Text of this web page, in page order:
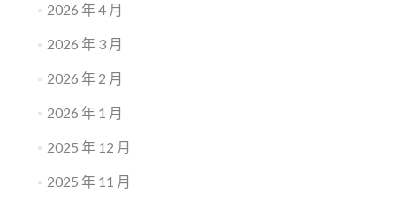
2026 年 4 月
2026 年 3 月
2026 年 2 月
2026 年 1 月
2025 年 12 月
2025 年 11 月